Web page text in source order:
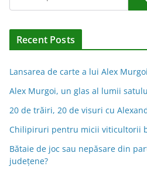
l
n
a
t
e
Recent Posts
Lansarea de carte a lui Alex
Alex Murgoi, un glas al lumii
20 de trăiri, 20 de visuri cu
Chilipiruri pentru micii viticultorii
Bătaie de joc sau nepăsare din
judeţene?